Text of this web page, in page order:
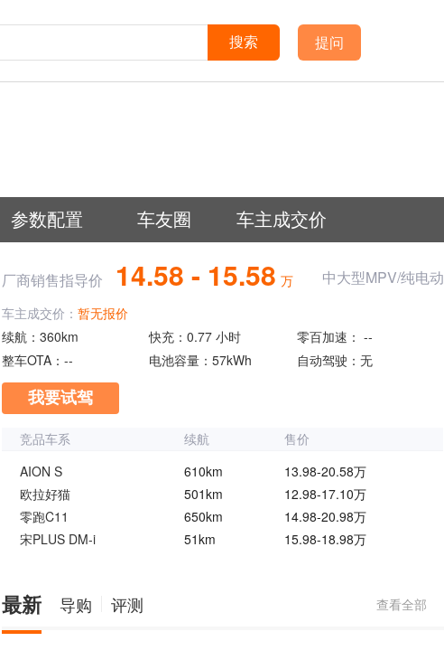
搜索 提问
参数配置 车友圈 车主成交价
厂商销售指导价 14.58 - 15.58 万 中大型MPV/纯电动
车主成交价： 暂无报价
续航： 360km 快充：0.77 小时 零百加速： --
整车OTA： -- 电池容量：57kWh 自动驾驶： 无
我要试驾
竞品车系 续航
售价
AION S
610km
13.98-20.58万
欧拉好猫
501km
12.98-17.10万
零跑C11
650km
14.98-20.98万
宋PLUS DM-i
51km 15.98-18.98万
最新 导购 评测 查看全部